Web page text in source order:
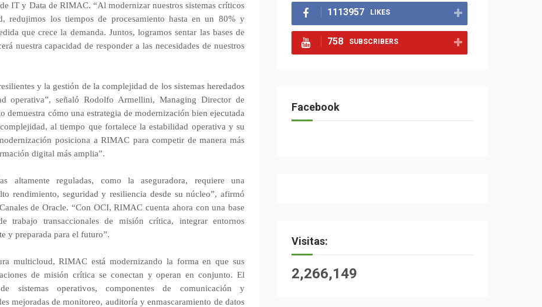
IT y Data de RIMAC. “Al modernizar nuestros sistemas críticos
redujimos los tiempos de procesamiento hasta en un 80% y
que crece la demanda. Juntos, logramos sentar las bases de
nuestra capacidad de responder a las necesidades de nuestros
y la gestión de la complejidad de los sistemas heredados
operativa”, señaló Rodolfo Armellini, Managing Director de
cómo una estrategia de modernización bien ejecutada
al tiempo que fortalece la estabilidad operativa y su
posiciona a RIMAC para competir de manera más
digital más amplia”.
altamente reguladas, como la aseguradora, requiere una
rendimiento, seguridad y resiliencia desde su núcleo”, afirmó
de Oracle. “Con OCI, RIMAC cuenta ahora con una base
trabajo transaccionales de misión crítica, integrar entornos
y preparada para el futuro”.
multicloud, RIMAC está modernizando la forma en que sus
de misión crítica se conectan y operan en conjunto. El
sistemas operativos, componentes de comunicación y
mejoradas de monitoreo, auditoría y enmascaramiento de datos
1113957 LIKES
758 SUBSCRIBERS
Facebook
Visitas:
2,266,149